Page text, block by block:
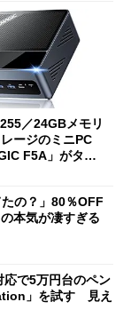
／24GBメモリ
ージのミニPC
F5A」がタイ
たの？」80％OFF
本気が凄すぎる
で5万円台のペン
」を試す 見え